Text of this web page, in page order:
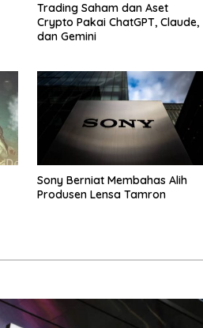
Trading Saham dan Aset
Crypto Pakai ChatGPT, Claude,
dan Gemini
Sony Berniat Membahas Alih
Produsen Lensa Tamron